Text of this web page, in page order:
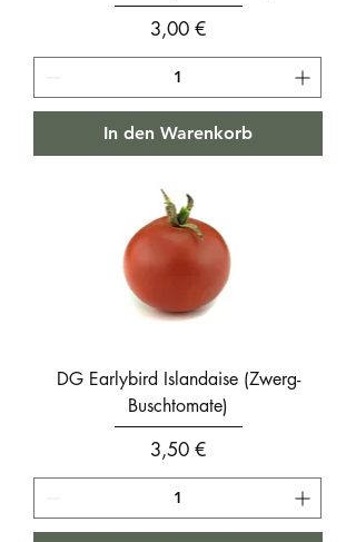
Preis
3,00 €
In den Warenkorb
DG Earlybird Islandaise (Zwerg-
Buschtomate)
Preis
3,50 €